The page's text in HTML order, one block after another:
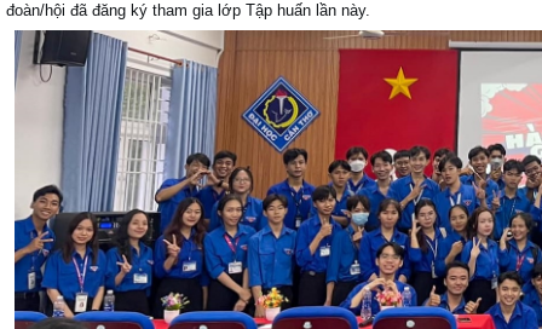
đoàn/hội đã đăng ký tham gia lớp Tập huấn lần này.